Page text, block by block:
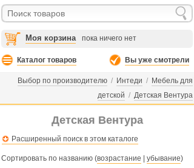
Моя корзина пока ничего нет
Каталог товаров Вы уже смотрели
Выбор по производителю / Интеди / Мебель для
детской / Детская Вентура
Детская Вентура
Расширенный поиск в этом каталоге
Сортировать по названию (возрастание убывание)